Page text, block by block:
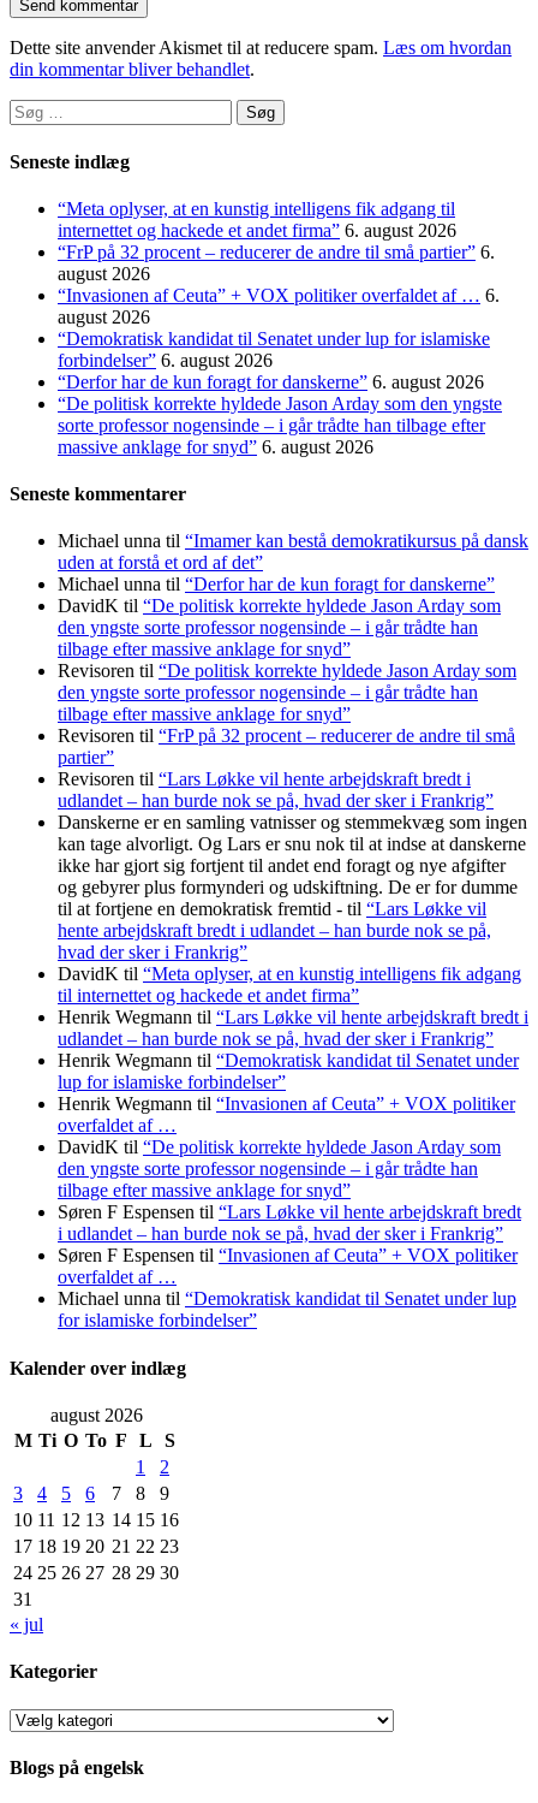
Dette site anvender Akismet til at reducere spam. Læs om hvordan
din kommentar bliver behandlet.
Søg
efter:
Seneste indlæg
“Meta oplyser, at en kunstig intelligens fik adgang til
internettet og hackede et andet firma” 6. august 2026
“FrP på 32 procent – reducerer de andre til små partier” 6.
august 2026
“Invasionen af Ceuta” + VOX politiker overfaldet af … 6.
august 2026
“Demokratisk kandidat til Senatet under lup for islamiske
forbindelser” 6. august 2026
“Derfor har de kun foragt for danskerne” 6. august 2026
“De politisk korrekte hyldede Jason Arday som den yngste
sorte professor nogensinde – i går trådte han tilbage efter
massive anklage for snyd” 6. august 2026
Seneste kommentarer
Michael unna til “Imamer kan bestå demokratikursus på dansk
uden at forstå et ord af det”
Michael unna til “Derfor har de kun foragt for danskerne”
DavidK til “De politisk korrekte hyldede Jason Arday som
den yngste sorte professor nogensinde – i går trådte han
tilbage efter massive anklage for snyd”
Revisoren til “De politisk korrekte hyldede Jason Arday som
den yngste sorte professor nogensinde – i går trådte han
tilbage efter massive anklage for snyd”
Revisoren til “FrP på 32 procent – reducerer de andre til små
partier”
Revisoren til “Lars Løkke vil hente arbejdskraft bredt i
udlandet – han burde nok se på, hvad der sker i Frankrig”
Danskerne er en samling vatnisser og stemmekvæg som ingen
kan tage alvorligt. Og Lars er snu nok til at indse at danskerne
ikke har gjort sig fortjent til andet end foragt og nye afgifter
og gebyrer plus formynderi og udskiftning. De er for dumme
til at fortjene en demokratisk fremtid - til “Lars Løkke vil
hente arbejdskraft bredt i udlandet – han burde nok se på,
hvad der sker i Frankrig”
DavidK til “Meta oplyser, at en kunstig intelligens fik adgang
til internettet og hackede et andet firma”
Henrik Wegmann til “Lars Løkke vil hente arbejdskraft bredt i
udlandet – han burde nok se på, hvad der sker i Frankrig”
Henrik Wegmann til “Demokratisk kandidat til Senatet under
lup for islamiske forbindelser”
Henrik Wegmann til “Invasionen af Ceuta” + VOX politiker
overfaldet af …
DavidK til “De politisk korrekte hyldede Jason Arday som
den yngste sorte professor nogensinde – i går trådte han
tilbage efter massive anklage for snyd”
Søren F Espensen til “Lars Løkke vil hente arbejdskraft bredt
i udlandet – han burde nok se på, hvad der sker i Frankrig”
Søren F Espensen til “Invasionen af Ceuta” + VOX politiker
overfaldet af …
Michael unna til “Demokratisk kandidat til Senatet under lup
for islamiske forbindelser”
Kalender over indlæg
august 2026
M Ti O To F L
S
1
2
3
4 5 6 7 8
9
10 11 12 13 14 15 16
17 18 19 20 21 22 23
24 25 26 27 28 29 30
31
« jul
Kategorier
Kategorier
Blogs på engelsk